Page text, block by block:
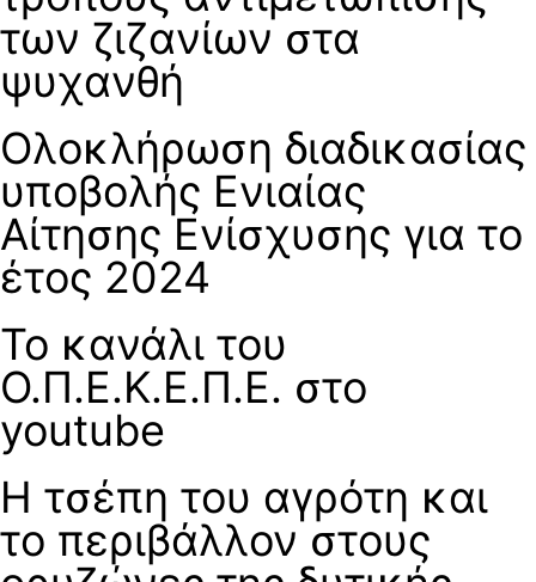
των ζιζανίων στα
ψυχανθή
Ολοκλήρωση διαδικασίας
υποβολής Ενιαίας
Αίτησης Ενίσχυσης για το
έτος 2024
Το κανάλι του
Ο.Π.Ε.Κ.Ε.Π.Ε. στο
youtube
Η τσέπη του αγρότη και
το περιβάλλον στους